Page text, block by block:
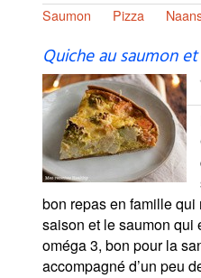
Saumon Pizza
Quiche au saumon
bon repas en famille
saison et le saumon qui
oméga 3, bon pour la
accompagné d’un peu